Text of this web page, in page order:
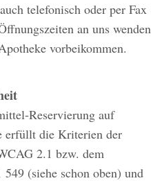
telefonisch oder per Fax
an uns wenden
vorbeikommen.
Reservierung auf
erfüllt die Kriterien der
2.1 bzw. dem
(siehe schon oben) und